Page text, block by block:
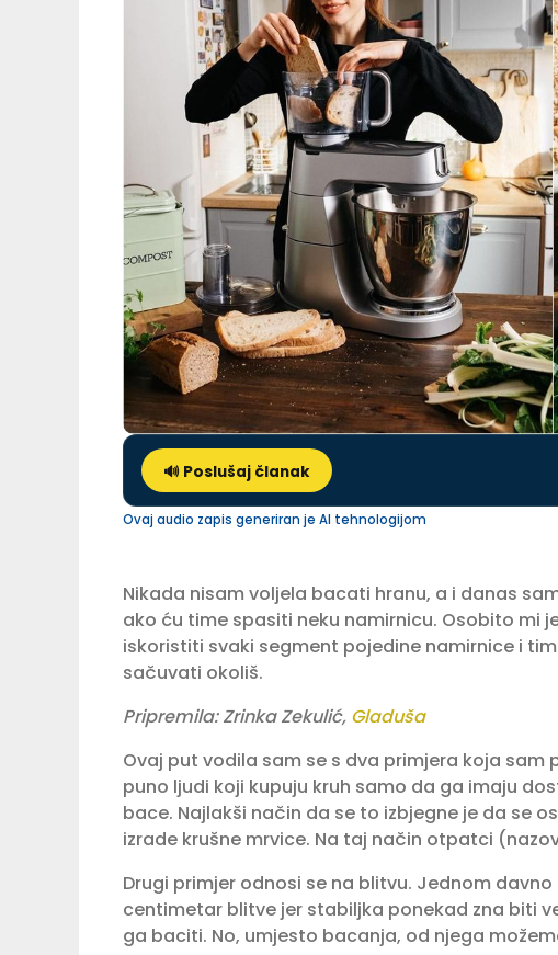
🔊 Poslušaj članak
Ovaj audio zapis generiran je AI tehnologijom
Nikada nisam voljela bacati hranu, a i danas
ako ću time spasiti neku namirnicu. Osobito mi
iskoristiti svaki segment pojedine namirnice i
sačuvati okoliš.⁣
Pripremila: Zrinka Zekulić, Gladuša⁣
Ovaj put vodila sam se s dva primjera koja
puno ljudi koji kupuju kruh samo da ga imaju
bace. Najlakši način da se to izbjegne je da se
izrade krušne mrvice. Na taj način otpatci
Drugi primjer odnosi se na blitvu. Jednom
centimetar blitve jer stabiljka ponekad zna biti
ga baciti. No, umjesto bacanja, od njega